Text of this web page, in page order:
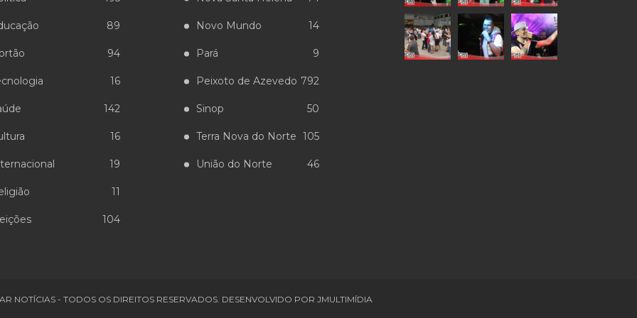
89
94
16
142
16
19
11
104
Novo Mundo 14
Pará 9
Peixoto de Azevedo 792
Sinop 50
Terra Nova do Norte 105
União do Norte 46
NOTÍCIAS - TODOS OS DIREITOS RESERVADOS. DESENVOLVIDO POR JMULTIMÍDIA